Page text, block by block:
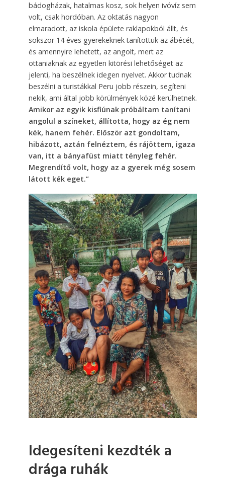
bádogházak, hatalmas kosz, sok helyen ivóvíz sem
volt, csak hordóban. Az oktatás nagyon
elmaradott, az iskola épülete raklapokból állt, és
sokszor 14 éves gyerekeknek tanítottuk az ábécét,
és amennyire lehetett, az angolt, mert az
ottaniaknak az egyetlen kitörési lehetőséget az
jelenti, ha beszélnek idegen nyelvet. Akkor tudnak
beszélni a turistákkal Peru jobb részein, segíteni
nekik, ami által jobb körülmények közé kerülhetnek.
Amikor az egyik kisfiúnak próbáltam tanítani
angolul a színeket, állította, hogy az ég nem
kék, hanem fehér. Először azt gondoltam,
hibázott, aztán felnéztem, és rájöttem, igaza
van, itt a bányafüst miatt tényleg fehér.
Megrendítő volt, hogy az a gyerek még sosem
látott kék eget.”
Idegesíteni kezdték a
drága ruhák